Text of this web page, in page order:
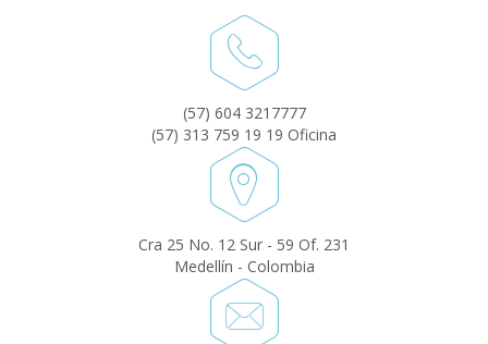
(57) 604 3217777
(57) 313 759 19 19 Oficina
Cra 25 No. 12 Sur - 59 Of. 231
Medellín - Colombia